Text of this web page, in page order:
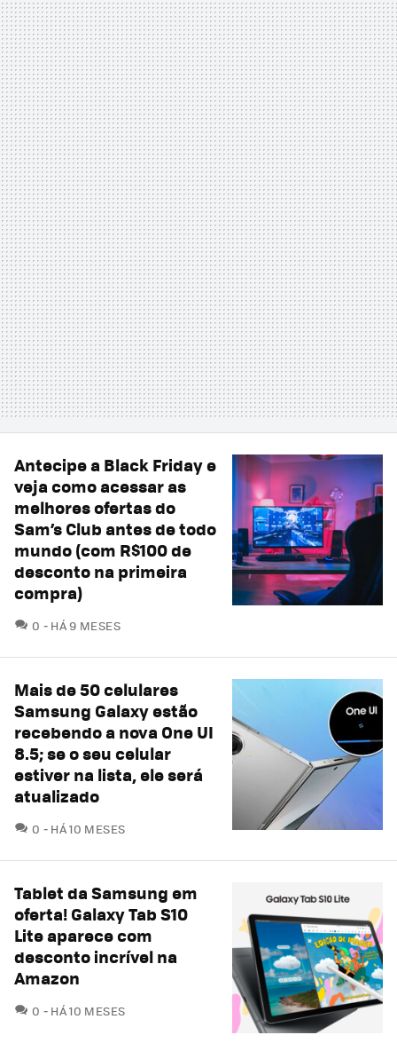
Antecipe a Black Friday e
veja como acessar as
melhores ofertas do
Sam’s Club antes de todo
mundo (com R$100 de
desconto na primeira
compra)
0 COMENTÁRIOS
HÁ 9 MESES
Mais de 50 celulares
Samsung Galaxy estão
recebendo a nova One UI
8.5; se o seu celular
estiver na lista, ele será
atualizado
0 COMENTÁRIOS
HÁ 10 MESES
Tablet da Samsung em
oferta! Galaxy Tab S10
Lite aparece com
desconto incrível na
Amazon
0 COMENTÁRIOS
HÁ 10 MESES